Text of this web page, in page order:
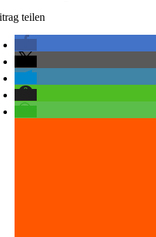
teilen